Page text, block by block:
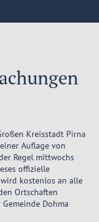
Kreisstadt Pirna
Auflage von
Regel mittwochs
offizielle
kostenlos an alle
Ortschaften
Dohma